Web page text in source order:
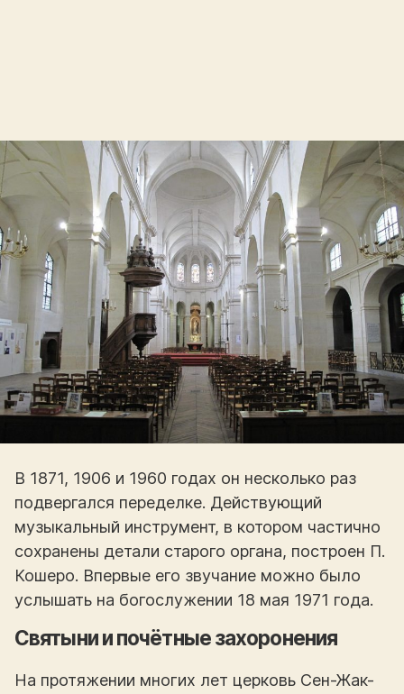
В 1871, 1906 и 1960 годах он несколько раз
подвергался переделке. Действующий
музыкальный инструмент, в котором частично
сохранены детали старого органа, построен П.
Кошеро. Впервые его звучание можно было
услышать на богослужении 18 мая 1971 года.
Святыни и почётные захоронения
На протяжении многих лет церковь Сен-Жак-